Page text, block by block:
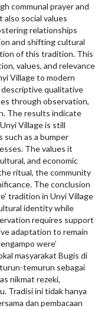
communal prayer and
social values
relationships
and shifting cultural
of this tradition. This
values, and relevance
Village to modern
descriptive qualitative
through observation,
The results indicate
Village is still
as a bumper
The values it
and economic
ritual, the community
The conclusion
tradition in Unyi Village
identity while
requires support
adaptation to remain
were’
masyarakat Bugis di
temurun sebagai
nikmat rezeki,
Tradisi ini tidak hanya
dan pembacaan